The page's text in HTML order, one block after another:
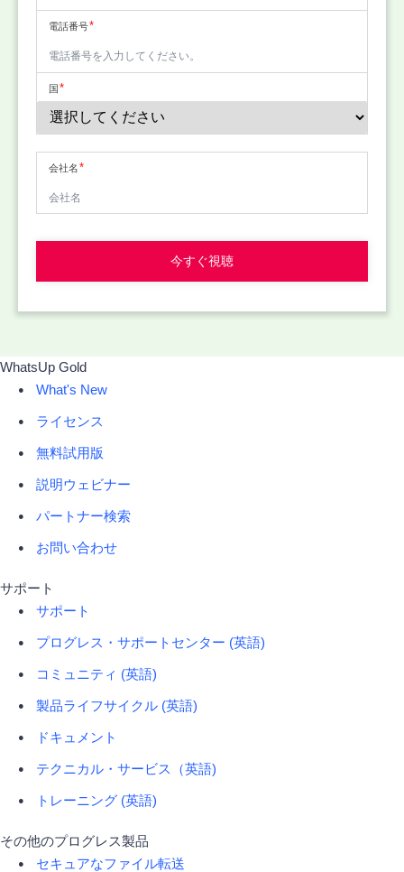
電話番号
国
会社名
今すぐ視聴
WhatsUp Gold
What's New
ライセンス
無料試用版
説明ウェビナー
パートナー検索
お問い合わせ
サポート
サポート
プログレス・サポートセンター (英語)
コミュニティ (英語)
製品ライフサイクル (英語)
ドキュメント
テクニカル・サービス（英語)
トレーニング (英語)
その他のプログレス製品
セキュアなファイル転送